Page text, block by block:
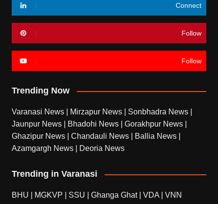
Connect
Follow
Follow
Trending Now
Varanasi News Mirzapur News Sonbhadra News
Jaunpur News
Bhadohi News Gorakhpur News
Ghazipur News
Chandauli News Ballia News
Azamgargh News
Deoria News
Trending in Varanasi
BHU MGKVP SSU Ghanga Ghat| VDA VNN